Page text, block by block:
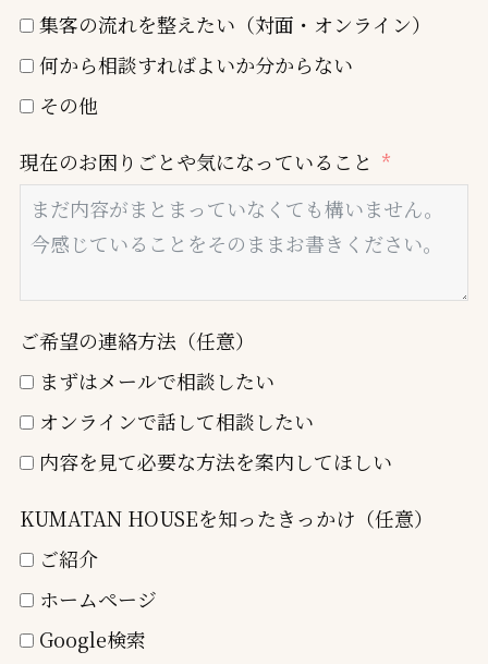
集客の流れを整えたい（対面・オンライン）
何から相談すればよいか分からない
その他
現在のお困りごとや気になっていること
ご希望の連絡方法（任意）
まずはメールで相談したい
オンラインで話して相談したい
内容を見て必要な方法を案内してほしい
KUMATAN HOUSEを知ったきっかけ（任意）
ご紹介
ホームページ
Google検索